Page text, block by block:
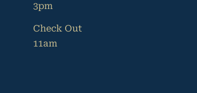
3pm
Check Out
11am